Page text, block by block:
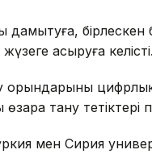
бірлескен
асыруға келісті.
орындарының
тану тетіктері
мен Сирия